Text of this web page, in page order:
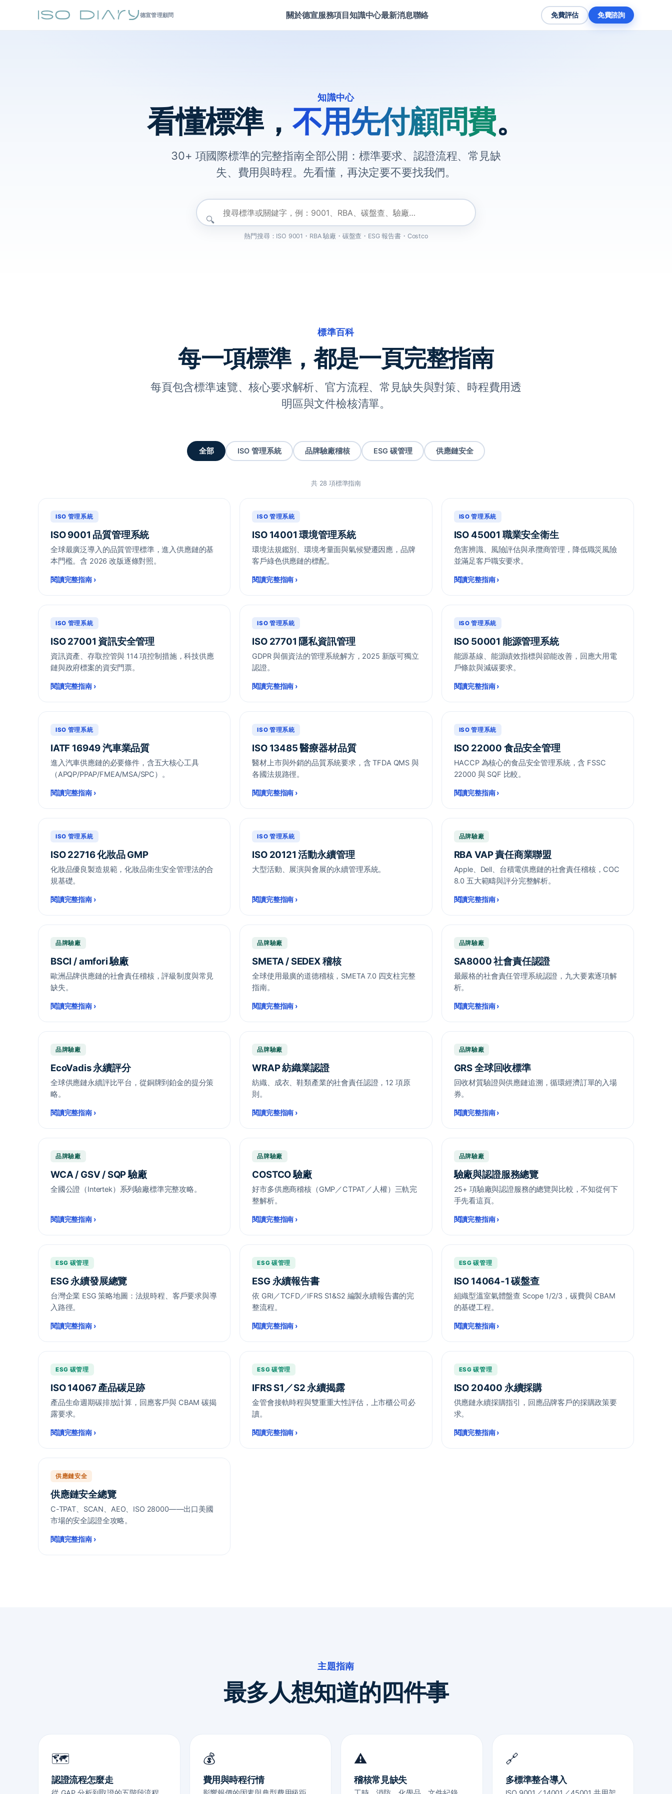
德宣管理顧問 關於德宣服務項目知識中心最新消息聯絡 免費評估 免費諮詢
知識中心
看懂標準， 不用先付顧問費。
30+ 項國際標準的完整指南全部公開：標準要求、認證流程、常見缺
失、費用與時程。先看懂，再決定要不要找我們。
🔍
熱門搜尋：ISO 9001・RBA 驗廠・碳盤查・ESG 報告書・Costco
標準百科
每一項標準，都是一頁完整指南
每頁包含標準速覽、核心要求解析、官方流程、常見缺失與對策、時程費用透
明區與文件檢核清單。
全部 ISO 管理系統 品牌驗廠稽核 ESG 碳管理 供應鏈安全
共 28 項標準指南
ISO 管理系統
ISO 9001 品質管理系統
全球最廣泛導入的品質管理標準，進入供應鏈的基
本門檻。含 2026 改版逐條對照。
閱讀完整指南 ›
ISO 管理系統
ISO 14001 環境管理系統
環境法規鑑別、環境考量面與氣候變遷因應，品牌
客戶綠色供應鏈的標配。
閱讀完整指南 ›
ISO 管理系統
ISO 45001 職業安全衛生
危害辨識、風險評估與承攬商管理，降低職災風險
並滿足客戶職安要求。
閱讀完整指南›
ISO 管理系統
ISO 27001 資訊安全管理
資訊資產、存取控管與 114 項控制措施，科技供應
鏈與政府標案的資安門票。
閱讀完整指南 ›
ISO 管理系統
ISO 27701 隱私資訊管理
GDPR 與個資法的管理系統解方，2025 新版可獨立
認證。
閱讀完整指南 ›
ISO 管理系統
ISO 50001 能源管理系統
能源基線、能源績效指標與節能改善，回應大用電
戶條款與減碳要求。
閱讀完整指南›
ISO 管理系統
IATF 16949 汽車業品質
進入汽車供應鏈的必要條件，含五大核心工具
（APQP/PPAP/FMEA/MSA/SPC）。
閱讀完整指南 ›
ISO 管理系統
ISO 13485 醫療器材品質
醫材上市與外銷的品質系統要求，含 TFDA QMS 與
各國法規路徑。
閱讀完整指南 ›
ISO 管理系統
ISO 22000 食品安全管理
HACCP 為核心的食品安全管理系統，含 FSSC
22000 與 SQF 比較。
閱讀完整指南›
ISO 管理系統
ISO 22716 化妝品 GMP
化妝品優良製造規範，化妝品衛生安全管理法的合
規基礎。
閱讀完整指南 ›
ISO 管理系統
ISO 20121 活動永續管理
大型活動、展演與會展的永續管理系統。
閱讀完整指南 ›
品牌驗廠
RBA VAP 責任商業聯盟
Apple、Dell、台積電供應鏈的社會責任稽核，COC
8.0 五大範疇與評分完整解析。
閱讀完整指南›
品牌驗廠
BSCI / amfori 驗廠
歐洲品牌供應鏈的社會責任稽核，評級制度與常見
缺失。
閱讀完整指南 ›
品牌驗廠
SMETA / SEDEX 稽核
全球使用最廣的道德稽核，SMETA 7.0 四支柱完整
指南。
閱讀完整指南 ›
品牌驗廠
SA8000 社會責任認證
最嚴格的社會責任管理系統認證，九大要素逐項解
析。
閱讀完整指南›
品牌驗廠
EcoVadis 永續評分
全球供應鏈永續評比平台，從銅牌到鉑金的提分策
略。
閱讀完整指南 ›
品牌驗廠
WRAP 紡織業認證
紡織、成衣、鞋類產業的社會責任認證，12 項原
則。
閱讀完整指南 ›
品牌驗廠
GRS 全球回收標準
回收材質驗證與供應鏈追溯，循環經濟訂單的入場
券。
閱讀完整指南›
品牌驗廠
WCA / GSV / SQP 驗廠
全國公證（Intertek）系列驗廠標準完整攻略。
閱讀完整指南 ›
品牌驗廠
COSTCO 驗廠
好市多供應商稽核（GMP／CTPAT／人權）三軌完
整解析。
閱讀完整指南 ›
品牌驗廠
驗廠與認證服務總覽
25+ 項驗廠與認證服務的總覽與比較，不知從何下
手先看這頁。
閱讀完整指南›
ESG 碳管理
ESG 永續發展總覽
台灣企業 ESG 策略地圖：法規時程、客戶要求與導
入路徑。
閱讀完整指南 ›
ESG 碳管理
ESG 永續報告書
依 GRI／TCFD／IFRS S1&S2 編製永續報告書的完
整流程。
閱讀完整指南 ›
ESG 碳管理
ISO 14064-1 碳盤查
組織型溫室氣體盤查 Scope 1/2/3，碳費與 CBAM
的基礎工程。
閱讀完整指南›
ESG 碳管理
ISO 14067 產品碳足跡
產品生命週期碳排放計算，回應客戶與 CBAM 碳揭
露要求。
閱讀完整指南 ›
ESG 碳管理
IFRS S1／S2 永續揭露
金管會接軌時程與雙重重大性評估，上市櫃公司必
讀。
閱讀完整指南 ›
ESG 碳管理
ISO 20400 永續採購
供應鏈永續採購指引，回應品牌客戶的採購政策要
求。
閱讀完整指南›
供應鏈安全
供應鏈安全總覽
C-TPAT、SCAN、AEO、ISO 28000——出口美國
市場的安全認證全攻略。
閱讀完整指南 ›
主題指南
最多人想知道的四件事
🗺️
認證流程怎麼走
💰
費用與時程行情
⚠️
稽核常見缺失
🔗
多標準整合導入